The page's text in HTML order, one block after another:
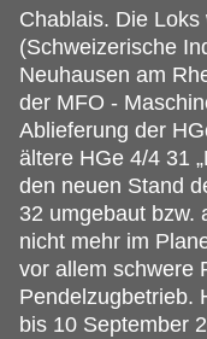
Chablais. Die
(Schweizerische
Neuhausen am
der MFO -
Ablieferung der
ältere HGe 4/4 31
den neuen Stand
32 umgebaut bzw.
nicht mehr im
vor allem schwere
Pendelzugbetrieb.
bis 10 September